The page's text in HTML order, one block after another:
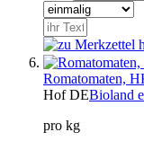
Romatomaten,
Hof DEBioland
pro kg